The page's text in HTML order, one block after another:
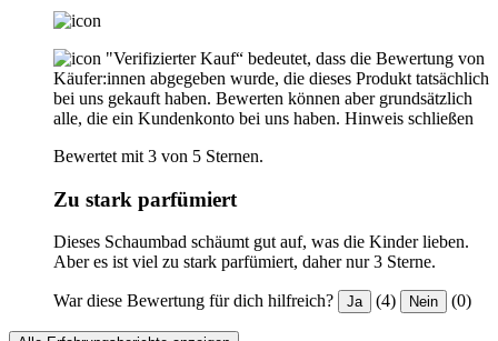
"Verifizierter Kauf“ bedeutet, dass die Bewertung von
Käufer:innen abgegeben wurde, die dieses Produkt tatsächlich
bei uns gekauft haben. Bewerten können aber grundsätzlich
alle, die ein Kundenkonto bei uns haben. Hinweis schließen
Bewertet mit 3 von 5 Sternen.
Zu stark parfümiert
Dieses Schaumbad schäumt gut auf, was die Kinder lieben.
Aber es ist viel zu stark parfümiert, daher nur 3 Sterne.
War diese Bewertung für dich hilfreich? Ja (4) Nein (0)